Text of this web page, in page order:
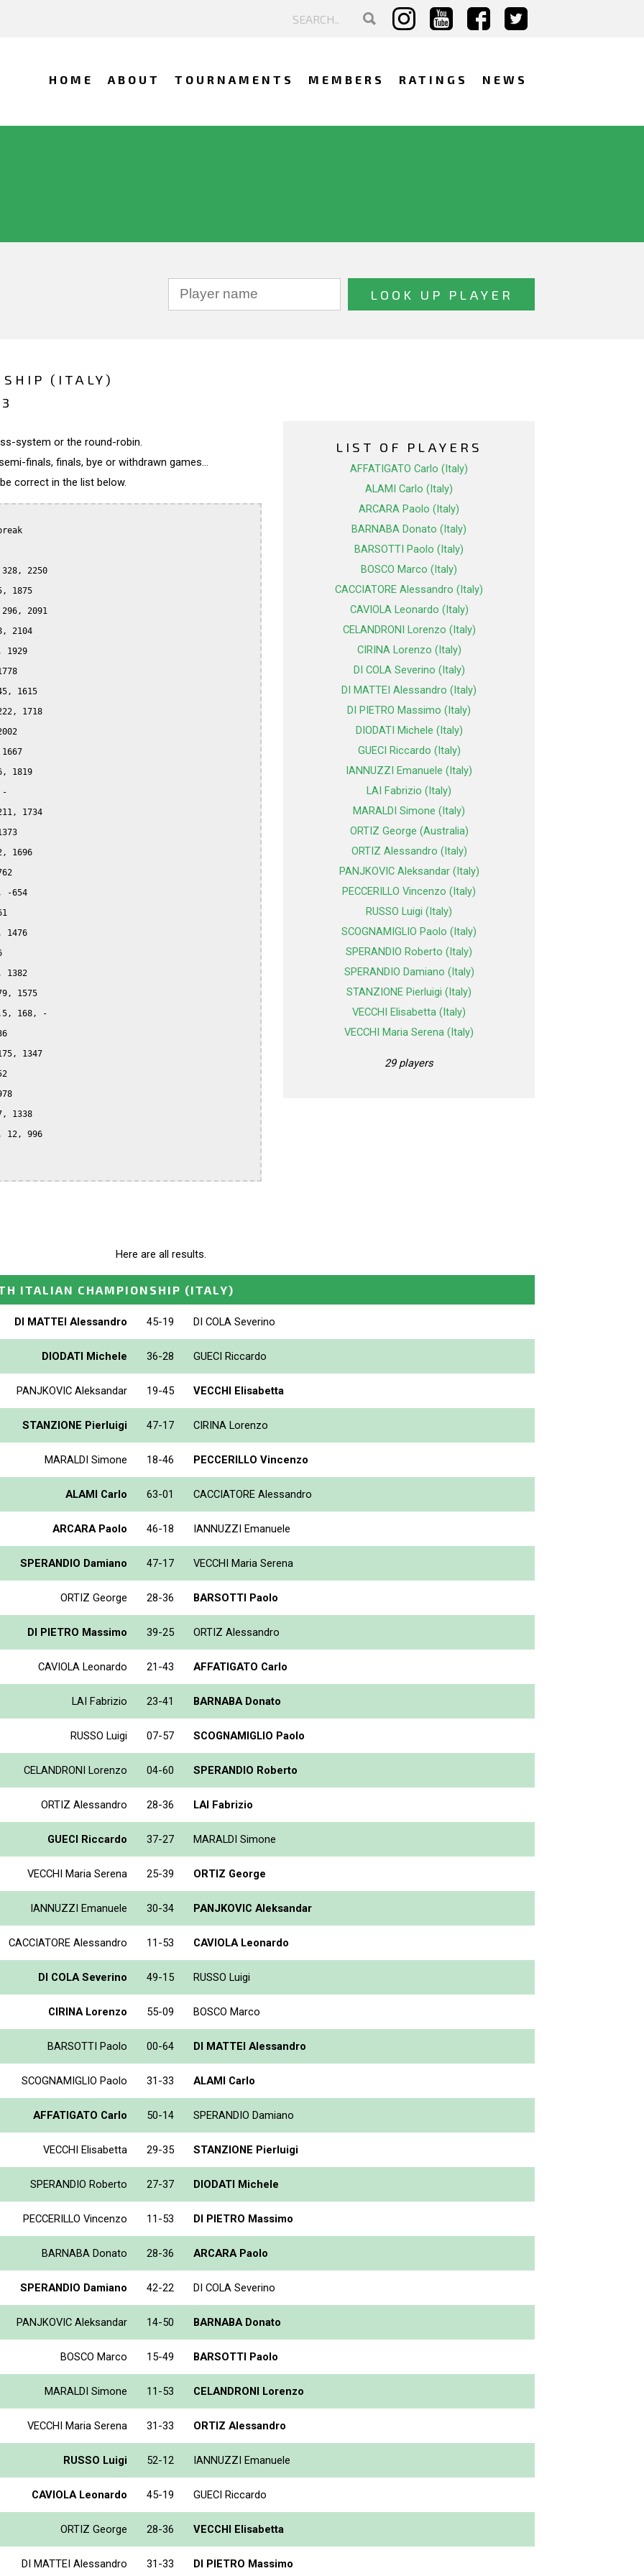
HOME ABOUT TOURNAMENTS MEMBERS RATINGS NEWS
(ITALY)
system or the round-robin.
finals, finals, bye or withdrawn games...
correct in the list below.
2250
1875
2091
2104
1929
1615
1718
1667
1819
-
1734
1696
-654
1476
1382
1575
168, -
1347
1338
12, 996
LIST OF PLAYERS
AFFATIGATO Carlo (Italy)
ALAMI Carlo (Italy)
ARCARA Paolo (Italy)
BARNABA Donato (Italy)
BARSOTTI Paolo (Italy)
BOSCO Marco (Italy)
CACCIATORE Alessandro (Italy)
CAVIOLA Leonardo (Italy)
CELANDRONI Lorenzo (Italy)
CIRINA Lorenzo (Italy)
DI COLA Severino (Italy)
DI MATTEI Alessandro (Italy)
DI PIETRO Massimo (Italy)
DIODATI Michele (Italy)
GUECI Riccardo (Italy)
IANNUZZI Emanuele (Italy)
LAI Fabrizio (Italy)
MARALDI Simone (Italy)
ORTIZ George (Australia)
ORTIZ Alessandro (Italy)
PANJKOVIC Aleksandar (Italy)
PECCERILLO Vincenzo (Italy)
RUSSO Luigi (Italy)
SCOGNAMIGLIO Paolo (Italy)
SPERANDIO Roberto (Italy)
SPERANDIO Damiano (Italy)
STANZIONE Pierluigi (Italy)
VECCHI Elisabetta (Italy)
VECCHI Maria Serena (Italy)
29 players
Here are all results.
ITALIAN CHAMPIONSHIP (ITALY)
DI MATTEI Alessandro 45-19 DI COLA Severino
DIODATI Michele 36-28 GUECI Riccardo
PANJKOVIC Aleksandar 19-45 VECCHI Elisabetta
STANZIONE Pierluigi 47-17 CIRINA Lorenzo
MARALDI Simone 18-46 PECCERILLO Vincenzo
ALAMI Carlo 63-01 CACCIATORE Alessandro
ARCARA Paolo 46-18 IANNUZZI Emanuele
SPERANDIO Damiano 47-17 VECCHI Maria Serena
ORTIZ George 28-36 BARSOTTI Paolo
DI PIETRO Massimo 39-25 ORTIZ Alessandro
CAVIOLA Leonardo 21-43 AFFATIGATO Carlo
LAI Fabrizio 23-41 BARNABA Donato
RUSSO Luigi 07-57 SCOGNAMIGLIO Paolo
CELANDRONI Lorenzo 04-60 SPERANDIO Roberto
ORTIZ Alessandro 28-36 LAI Fabrizio
GUECI Riccardo 37-27 MARALDI Simone
VECCHI Maria Serena 25-39 ORTIZ George
IANNUZZI Emanuele 30-34 PANJKOVIC Aleksandar
CACCIATORE Alessandro 11-53 CAVIOLA Leonardo
DI COLA Severino 49-15 RUSSO Luigi
CIRINA Lorenzo 55-09 BOSCO Marco
BARSOTTI Paolo 00-64 DI MATTEI Alessandro
SCOGNAMIGLIO Paolo 31-33 ALAMI Carlo
AFFATIGATO Carlo 50-14 SPERANDIO Damiano
VECCHI Elisabetta 29-35 STANZIONE Pierluigi
SPERANDIO Roberto 27-37 DIODATI Michele
PECCERILLO Vincenzo 11-53 DI PIETRO Massimo
BARNABA Donato 28-36 ARCARA Paolo
SPERANDIO Damiano 42-22 DI COLA Severino
PANJKOVIC Aleksandar 14-50 BARNABA Donato
BOSCO Marco 15-49 BARSOTTI Paolo
MARALDI Simone 11-53 CELANDRONI Lorenzo
VECCHI Maria Serena 31-33 ORTIZ Alessandro
RUSSO Luigi 52-12 IANNUZZI Emanuele
CAVIOLA Leonardo 45-19 GUECI Riccardo
ORTIZ George 28-36 VECCHI Elisabetta
DI MATTEI Alessandro 31-33 DI PIETRO Massimo